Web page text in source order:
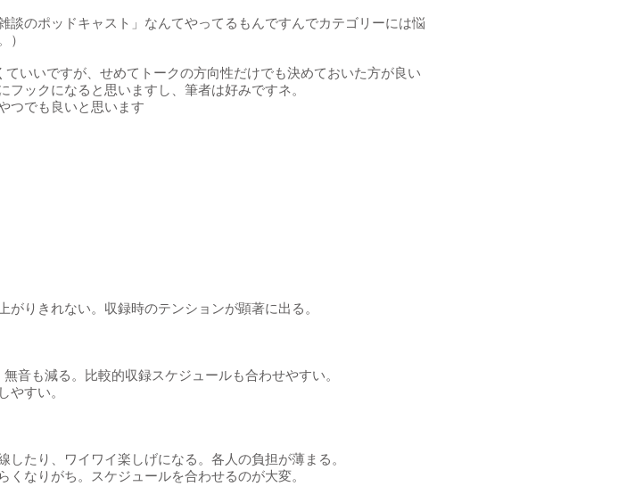
談のポッドキャスト」なんてやってるもんですんでカテゴリーには悩
）
いいですが、せめてトークの方向性だけでも決めておいた方が良い
ックになると思いますし、筆者は好みですネ。
つでも良いと思います
りきれない。収録時のテンションが顕著に出る。
音も減る。比較的収録スケジュールも合わせやすい。
すい。
たり、ワイワイ楽しげになる。各人の負担が薄まる。
なりがち。スケジュールを合わせるのが大変。